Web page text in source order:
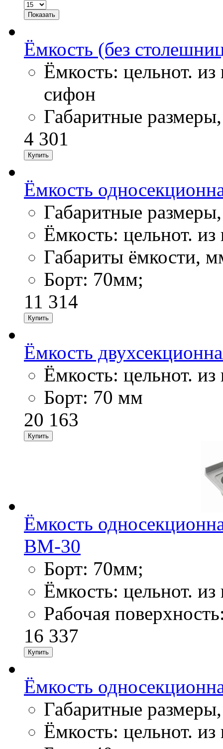
Ёмкость (без
Ёмкость: цельнот.
сифон
Габаритные
4 301
Ёмкость
Габаритные
Ёмкость: цельнот.
Габариты ёмкости,
Борт: 70мм;
11 314
Ёмкость
Ёмкость: цельнот.
Борт: 70 мм
20 163
Ёмкость
ВМ-30
Борт: 70мм;
Ёмкость: цельнот.
Рабочая
16 337
Ёмкость
Габаритные
Ёмкость: цельнот.